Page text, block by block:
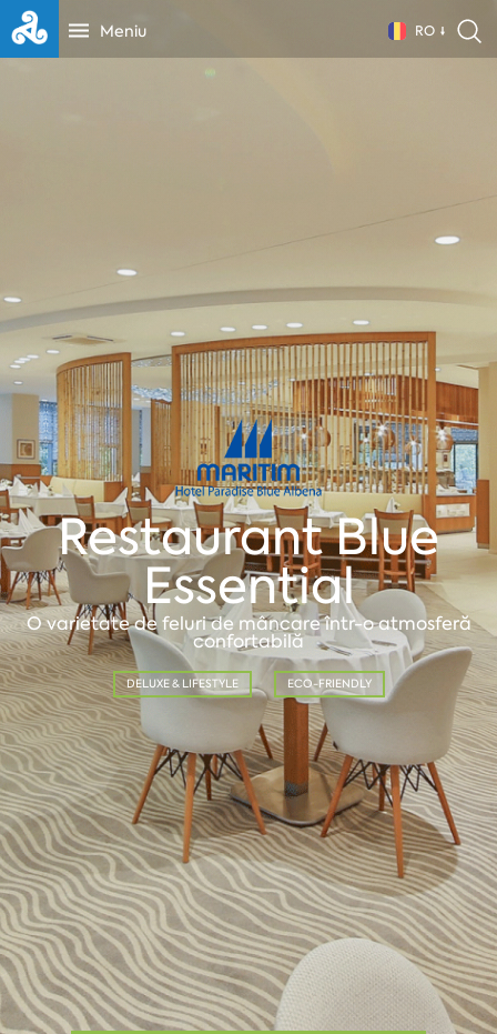
Meniu RO
Restaurant Blue
Essential
O varietate de feluri de mâncare într-o atmosferă
confortabilă
DELUXE & LIFESTYLE ECO-FRIENDLY